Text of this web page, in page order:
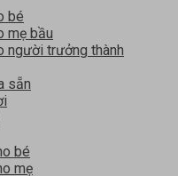
bé
mẹ bầu
người trưởng thành
sẵn
bé
mẹ